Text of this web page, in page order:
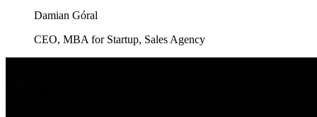
Damian Góral
CEO, MBA for Startup, Sales Agency